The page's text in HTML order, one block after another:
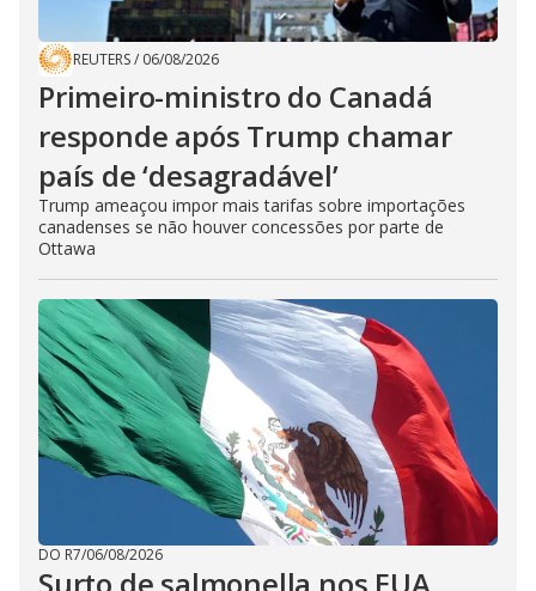
REUTERS/ 06/08/2026
Primeiro-ministro do Canadá
responde após Trump chamar
país de ‘desagradável’
Trump ameaçou impor mais tarifas sobre importações
canadenses se não houver concessões por parte de
Ottawa
DO R7/06/08/2026